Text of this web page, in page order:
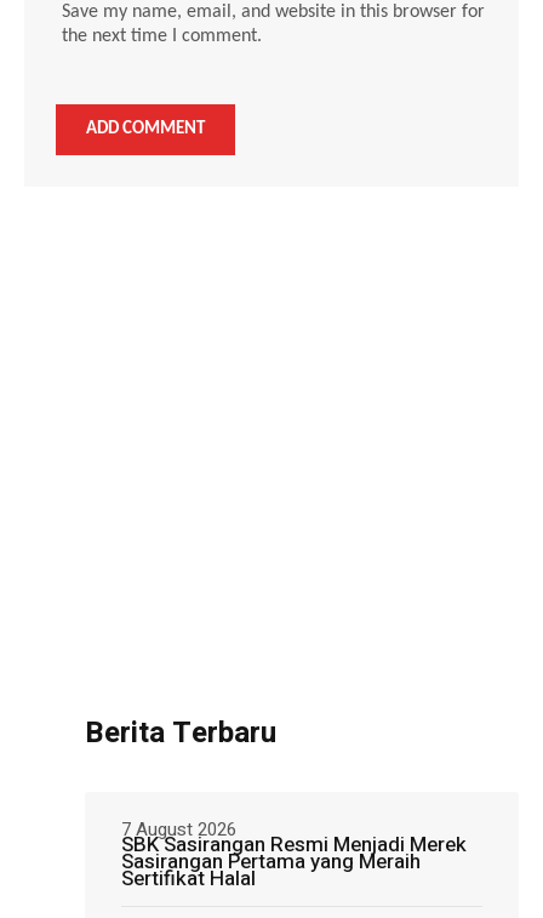
Save my name, email, and website in this browser for
the next time I comment.
Berita Terbaru
SBK Sasirangan Resmi Menjadi Merek
Sasirangan Pertama yang Meraih
Sertifikat Halal
7 August 2026